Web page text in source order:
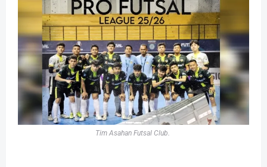
Tim Asahan Futsal Club.